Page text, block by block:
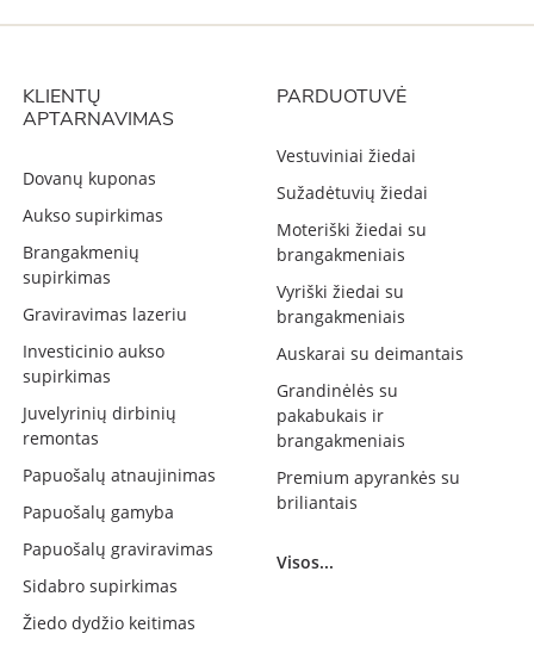
KLIENTŲ
APTARNAVIMAS
Dovanų kuponas
Aukso supirkimas
Brangakmenių
supirkimas
Graviravimas lazeriu
Investicinio aukso
supirkimas
Juvelyrinių dirbinių
remontas
Papuošalų atnaujinimas
Papuošalų gamyba
Papuošalų graviravimas
Sidabro supirkimas
Žiedo dydžio keitimas
PARDUOTUVĖ
Vestuviniai žiedai
Sužadėtuvių žiedai
Moteriški žiedai su
brangakmeniais
Vyriški žiedai su
brangakmeniais
Auskarai su deimantais
Grandinėlės su
pakabukais ir
brangakmeniais
Premium apyrankės su
briliantais
Visos...